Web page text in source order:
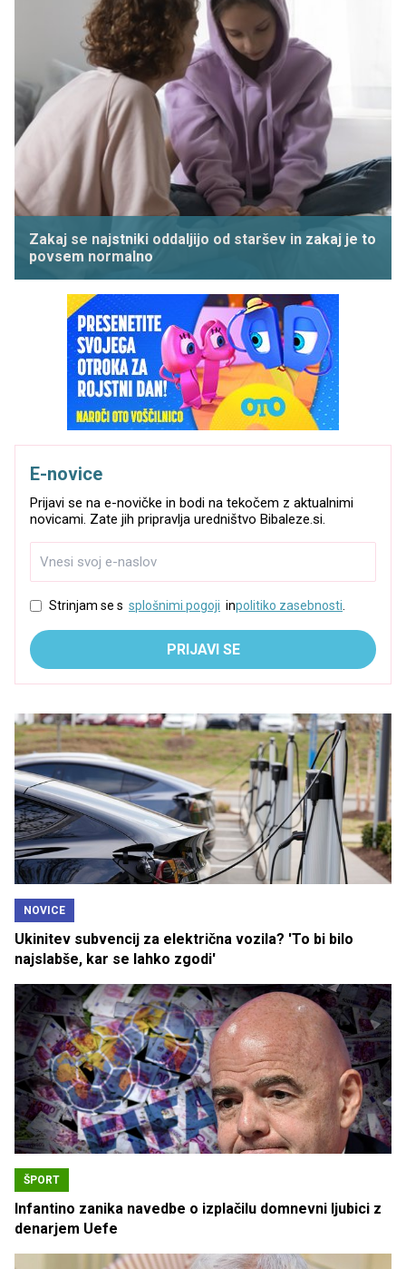
Zakaj se najstniki oddaljijo od staršev in zakaj je to
povsem normalno
E-novice
Prijavi se na e-novičke in bodi na tekočem z aktualnimi
novicami. Zate jih pripravlja uredništvo Bibaleze.si.
Strinjam se s splošnimi pogoji inpolitiko zasebnosti.
PRIJAVI SE
NOVICE
Ukinitev subvencij za električna vozila? 'To bi bilo
najslabše, kar se lahko zgodi'
ŠPORT
Infantino zanika navedbe o izplačilu domnevni ljubici z
denarjem Uefe